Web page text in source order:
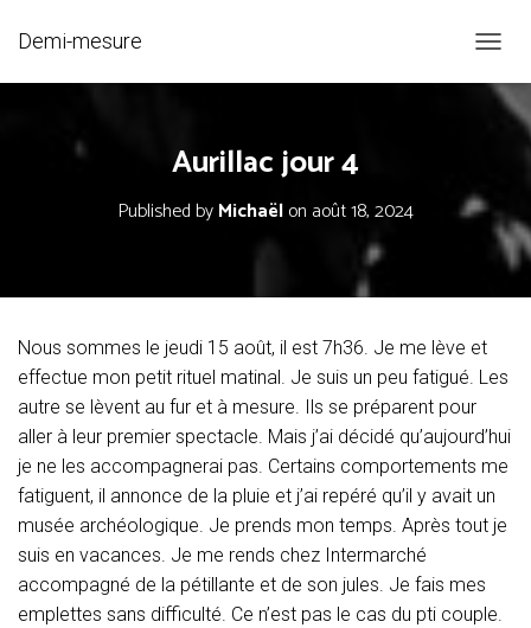
Demi-mesure
U
A
V
I
T
Aurillac jour 4
Published byMichaëlon août 18, 2024
Nous sommes le jeudi 15 août, il est 7h36. Je me lève et
effectue mon petit rituel matinal. Je suis un peu fatigué. Les
autre se lèvent au fur et à mesure. Ils se préparent pour
aller à leur premier spectacle. Mais j’ai décidé qu’aujourd’hui
je ne les accompagnerai pas. Certains comportements me
fatiguent, il annonce de la pluie et j’ai repéré qu’il y avait un
musée archéologique. Je prends mon temps. Après tout je
suis en vacances. Je me rends chez Intermarché
accompagné de la pétillante et de son jules. Je fais mes
emplettes sans difficulté. Ce n’est pas le cas du pti couple.